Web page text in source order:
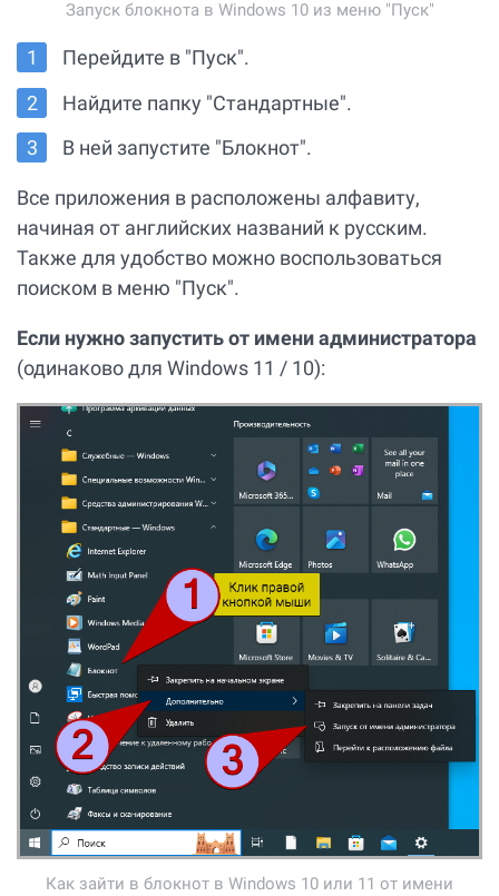
Запуск блокнота в Windows 10 из меню "Пуск"
Перейдите в "Пуск".
Найдите папку "Стандартные".
В ней запустите "Блокнот".
Все приложения в расположены алфавиту,
начиная от английских названий к русским.
Также для удобство можно воспользоваться
поиском в меню "Пуск".
Если нужно запустить от имени администратора
(одинаково для Windows 11 / 10):
Как зайти в блокнот в Windows 10 или 11 от имени